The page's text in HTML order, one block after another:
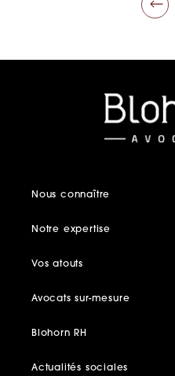
Nous connaître
Notre expertise
Vos atouts
Avocats sur-mesure
Blohorn RH
Actualités sociales